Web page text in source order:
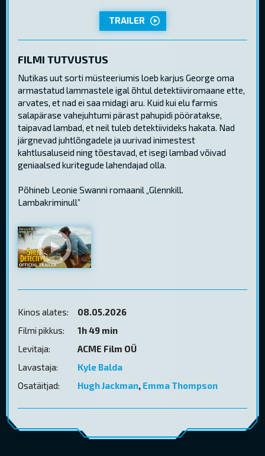
TRAILER
FILMI TUTVUSTUS
Nutikas uut sorti müsteeriumis loeb karjus George oma
armastatud lammastele igal õhtul detektiiviromaane ette,
arvates, et nad ei saa midagi aru. Kuid kui elu farmis
salapärase vahejuhtumi pärast pahupidi pööratakse,
taipavad lambad, et neil tuleb detektiivideks hakata. Nad
järgnevad juhtlõngadele ja uurivad inimestest
kahtlusaluseid ning tõestavad, et isegi lambad võivad
geniaalsed kuritegude lahendajad olla.
Põhineb Leonie Swanni romaanil „Glennkill.
Lambakriminull”
Kinos alates:
08.05.2026
Filmi pikkus:
1h 49 min
Levitaja:
ACME Film OÜ
Lavastaja:
Kyle Balda
Osatäitjad:
Hugh Jackman, Emma Thompson